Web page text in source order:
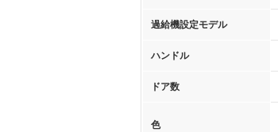
過給機設定モデル
ハンドル
ドア数
色